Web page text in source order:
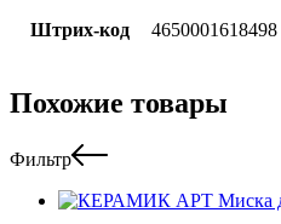
Штрих-код 4650001618498
Похожие товары
Фильтр